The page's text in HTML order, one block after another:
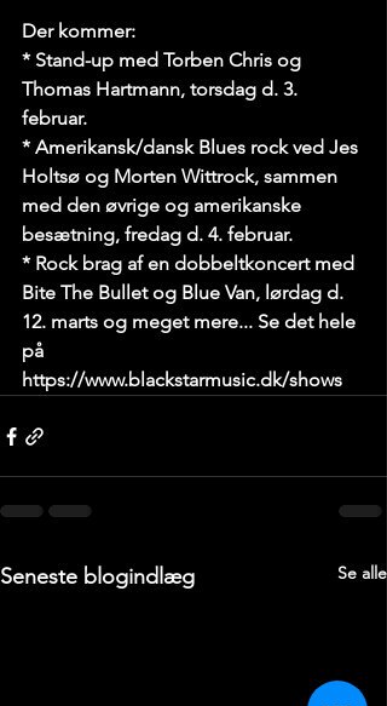
Der kommer:
* Stand-up med Torben Chris og
Thomas Hartmann, torsdag d. 3.
februar.
* Amerikansk/dansk Blues rock ved Jes
Holtsø og Morten Wittrock, sammen
med den øvrige og amerikanske
besætning, fredag d. 4. februar.
* Rock brag af en dobbeltkoncert med
Bite The Bullet og Blue Van, lørdag d.
12. marts og meget mere... Se det hele
på
https://www.blackstarmusic.dk/shows
Seneste blogindlæg Se alle